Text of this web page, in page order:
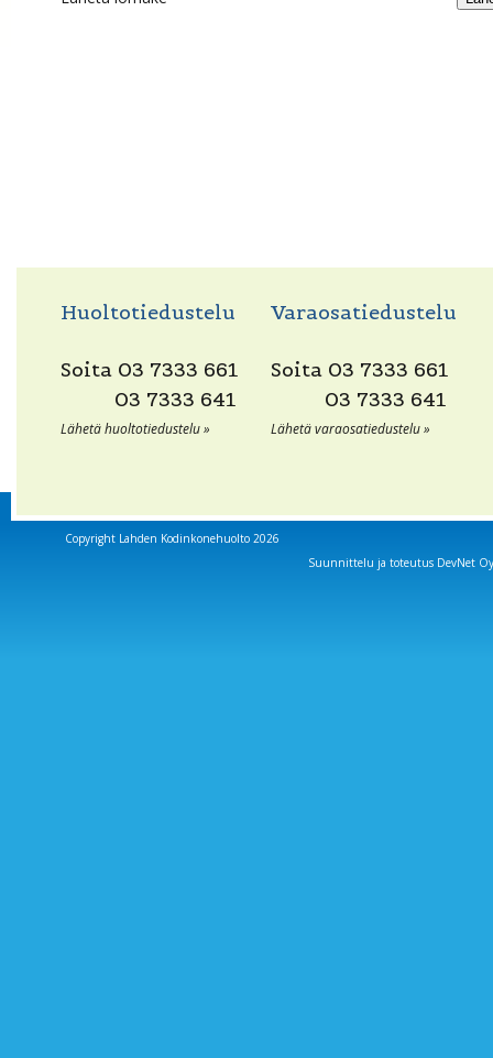
Huoltotiedustelu Varaosatiedustelu
Soita 03 7333 661
03 7333 641
Lähetä huoltotiedustelu »
Soita 03 7333 661
03 7333 641
Lähetä varaosatiedustelu »
Copyright Lahden Kodinkonehuolto 2026
Suunnittelu ja toteutus DevNet Oy